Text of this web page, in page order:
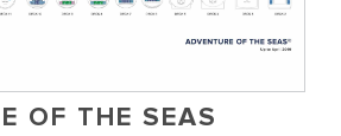
OF THE SEAS